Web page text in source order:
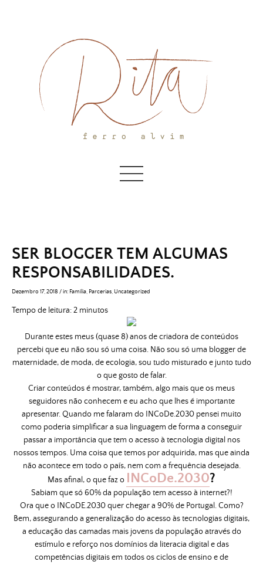
SER BLOGGER TEM ALGUMAS
RESPONSABILIDADES.
Dezembro 17, 2018 /in: Família Parcerias Uncategorized
Tempo de leitura:2 minutos
Durante estes meus (quase 8) anos de criadora de conteúdos
percebi que eu não sou só uma coisa. Não sou só uma blogger de
maternidade, de moda, de ecologia, sou tudo misturado e junto tudo
o que gosto de falar.
Criar conteúdos é mostrar, também, algo mais que os meus
seguidores não conhecem e eu acho que lhes é importante
apresentar. Quando me falaram do INCoDe.2030 pensei muito
como poderia simplificar a sua linguagem de forma a conseguir
passar a importância que tem o acesso à tecnologia digital nos
nossos tempos. Uma coisa que temos por adquirida, mas que ainda
não acontece em todo o país, nem com a frequência desejada.
Mas afinal, o que faz o INCoDe.2030?
Sabiam que só 60% da população tem acesso à internet?!
Ora que o INCoDE.2030 quer chegar a 90% de Portugal. Como?
Bem, assegurando a generalização do acesso às tecnologias digitais,
a educação das camadas mais jovens da população através do
estímulo e reforço nos domínios da literacia digital e das
competências digitais em todos os ciclos de ensino e de